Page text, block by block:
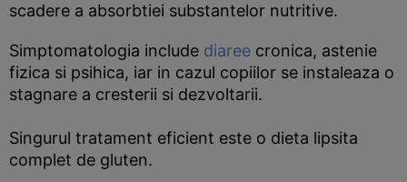
scadere a absorbtiei substantelor nutritive.
Simptomatologia include diaree cronica, astenie
fizica si psihica, iar in cazul copiilor se instaleaza o
stagnare a cresterii si dezvoltarii.
Singurul tratament eficient este o dieta lipsita
complet de gluten.